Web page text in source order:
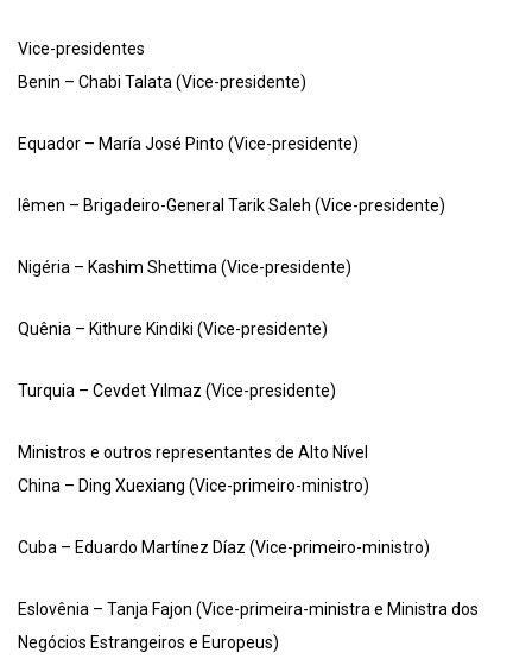
Vice-presidentes
Benin – Chabi Talata (Vice-presidente)
Equador – María José Pinto (Vice-presidente)
Iêmen – Brigadeiro-General Tarik Saleh (Vice-presidente)
Nigéria – Kashim Shettima (Vice-presidente)
Quênia – Kithure Kindiki (Vice-presidente)
Turquia – Cevdet Yılmaz (Vice-presidente)
Ministros e outros representantes de Alto Nível
China – Ding Xuexiang (Vice-primeiro-ministro)
Cuba – Eduardo Martínez Díaz (Vice-primeiro-ministro)
Eslovênia – Tanja Fajon (Vice-primeira-ministra e Ministra dos
Negócios Estrangeiros e Europeus)